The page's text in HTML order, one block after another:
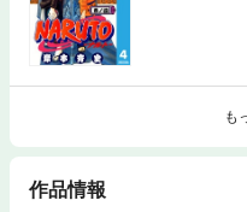
も
作品情報